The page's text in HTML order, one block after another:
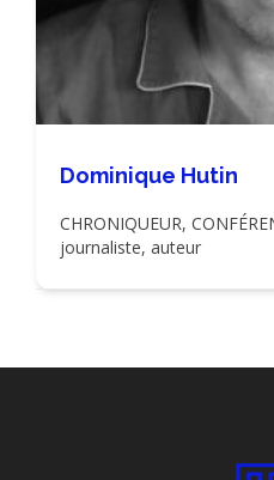
Dominique Hutin
CHRONIQUEUR,
journaliste, auteur